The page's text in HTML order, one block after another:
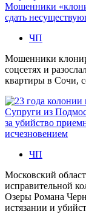
Мошенники
сдать
ЧП
Мошенники
соцсетях и
квартиры в Сочи,
Супруги из
за убийство
исчезновением
ЧП
Московский
исправительной
Озеры Романа
истязании и